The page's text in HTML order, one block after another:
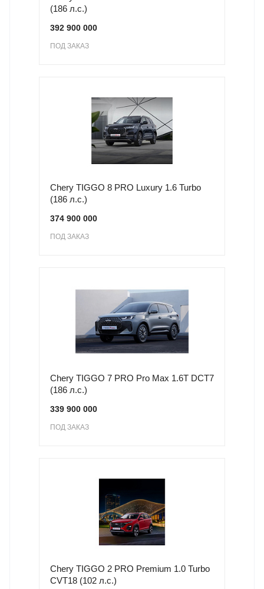
(186 л.с.)
392 900 000
ПОД ЗАКАЗ
Chery TIGGO 8 PRO Luxury 1.6 Turbo
(186 л.с.)
374 900 000
ПОД ЗАКАЗ
Chery TIGGO 7 PRO Pro Max 1.6T DCT7
(186 л.с.)
339 900 000
ПОД ЗАКАЗ
Chery TIGGO 2 PRO Premium 1.0 Turbo
CVT18 (102 л.с.)